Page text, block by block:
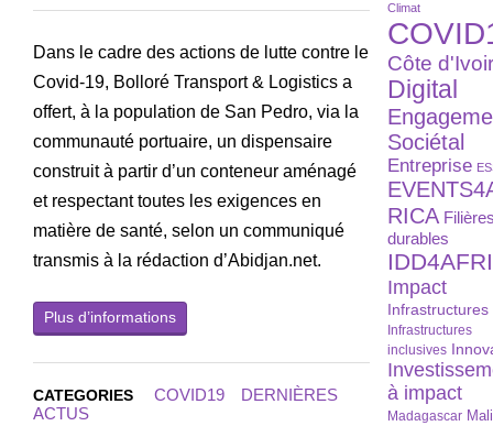
Dans le cadre des actions de lutte contre le
Covid-19, Bolloré Transport & Logistics a
offert, à la population de San Pedro, via la
communauté portuaire, un dispensaire
construit à partir d’un conteneur aménagé
et respectant toutes les exigences en
matière de santé, selon un communiqué
transmis à la rédaction d’Abidjan.net.
Plus d’informations
CATEGORIES COVID19
DERNIÈRES
ACTUS
Climat
Côte
Digital
Sociétal
Entreprise
RICA
durables
Impact
Infrastructures
Infrastructures
inclusives
à impact
Madagascar Mali